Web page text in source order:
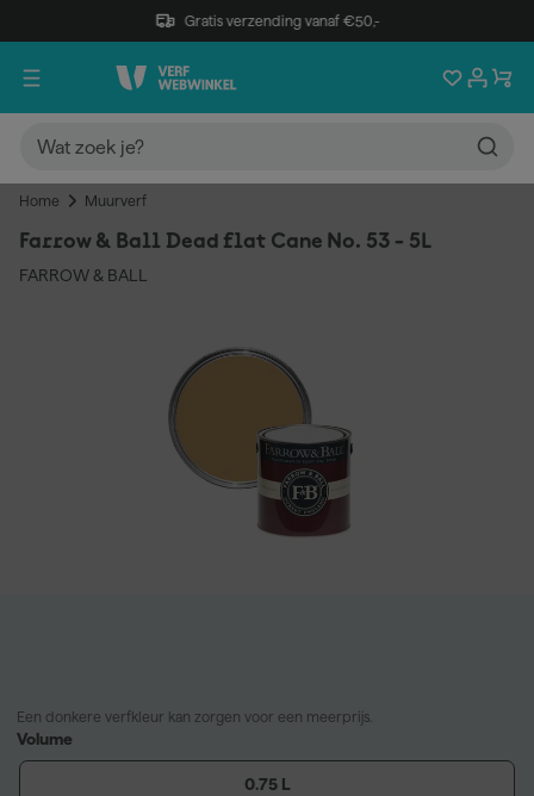
Gratis verzending vanaf €50,-
Home Muurverf
Farrow & Ball Dead flat Cane No. 53 - 5L
FARROW & BALL
Een donkere verfkleur kan zorgen voor een meerprijs.
Volume
0.75 L